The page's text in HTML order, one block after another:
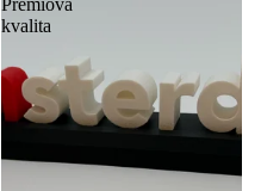
Prémiová
kvalita